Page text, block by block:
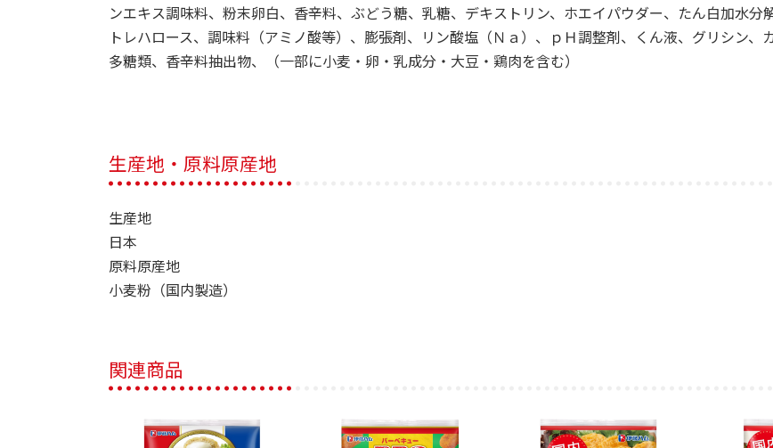
ンエキス調味料、粉末卵白、香辛料、ぶどう糖、乳糖、デキストリン、ホエイパウダー、たん白加水分
トレハロース、調味料（アミノ酸等）、膨張剤、リン酸塩（Ｎａ）、ｐＨ調整剤、くん液、グリシン
多糖類、香辛料抽出物、（一部に小麦・卵・乳成分・大豆・鶏肉を含む）
生産地・原料原産地
生産地
日本
原料原産地
小麦粉（国内製造）
関連商品